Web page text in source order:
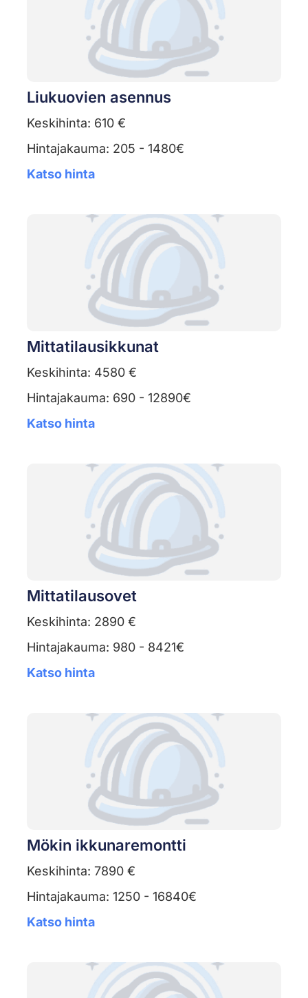
Liukuovien asennus
Keskihinta: 610 €
Hintajakauma: 205 - 1480€
Katso hinta
Mittatilausikkunat
Keskihinta: 4580 €
Hintajakauma: 690 - 12890€
Katso hinta
Mittatilausovet
Keskihinta: 2890 €
Hintajakauma: 980 - 8421€
Katso hinta
Mökin ikkunaremontti
Keskihinta: 7890 €
Hintajakauma: 1250 - 16840€
Katso hinta